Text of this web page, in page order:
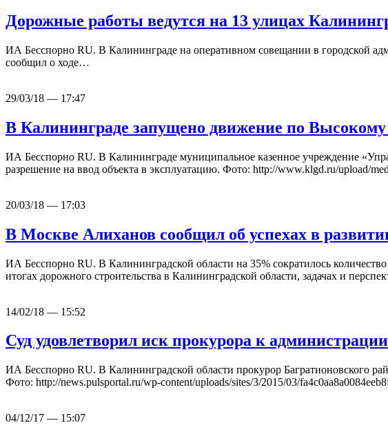
Дорожные работы ведутся на 13 улицах
ИА Бесспорно RU. В Калининграде на оперативном совещании в городской
сообщил о ходе…
29/03/18 — 17:47
В Калининграде запущено движение по Высокому
ИА Бесспорно RU. В Калининграде муниципальное казенное учреждение
разрешение на ввод объекта в эксплуатацию. Фото: http://www.klgd.ru/upload/
20/03/18 — 17:03
В Москве Алиханов сообщил об успехах в
ИА Бесспорно RU. В Калининградской области на 35% сократилось
итогах дорожного строительства в Калининградской области, задачах и
14/02/18 — 15:52
Суд удовлетворил иск прокурора к
ИА Бесспорно RU. В Калининградской области прокурор Багратионовского
Фото: http://news.pulsportal.ru/wp-content/uploads/sites/3/2015/03/
04/12/17 — 15:07